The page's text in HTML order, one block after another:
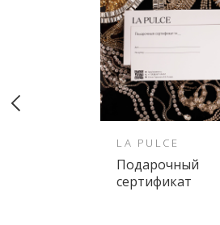
LA PULCE
Подарочный
сертификат